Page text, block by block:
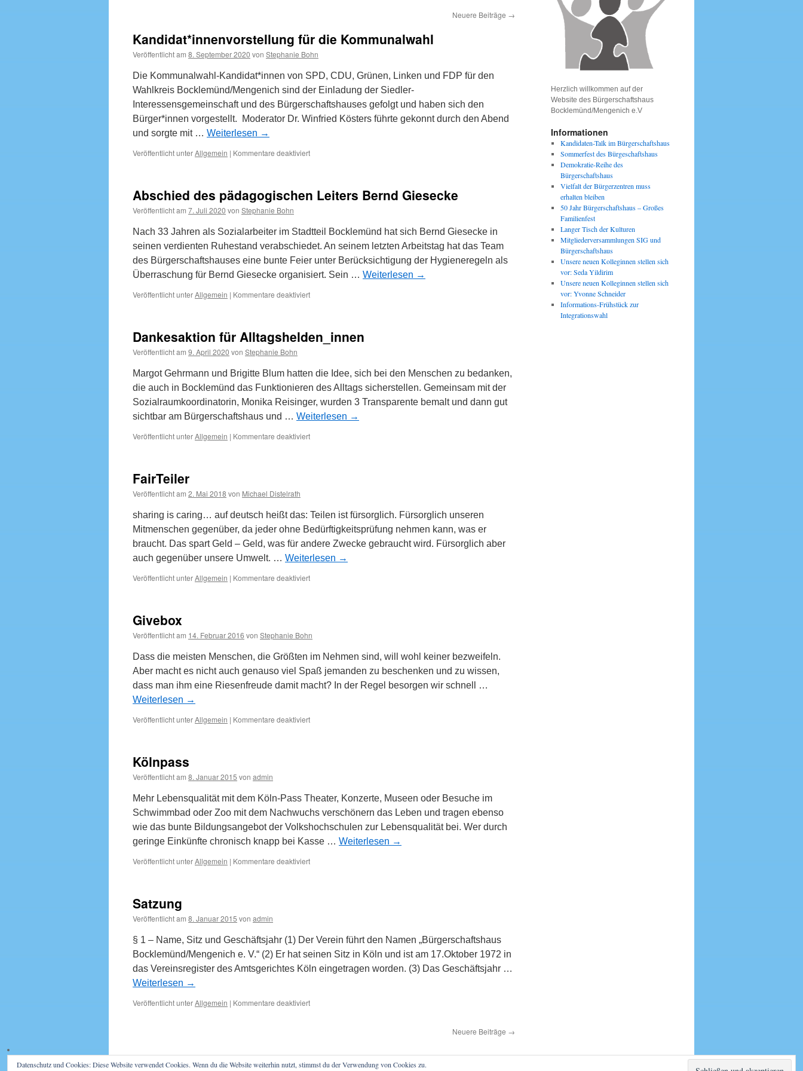
Neuere Beiträge →
Kandidat*innenvorstellung für die Kommunalwahl
Veröffentlicht am 8. September 2020 von Stephanie Bohn
Die Kommunalwahl-Kandidat*innen von SPD, CDU, Grünen, Linken und FDP für den
Wahlkreis Bocklemünd/Mengenich sind der Einladung der Siedler-
Interessensgemeinschaft und des Bürgerschaftshauses gefolgt und haben sich den
Bürger*innen vorgestellt. Moderator Dr. Winfried Kösters führte gekonnt durch den Abend
und sorgte mit … Weiterlesen →
Veröffentlicht unterAllgemein | Kommentare deaktiviertfür
Kommunalwahl
Abschied des pädagogischen Leiters Bernd Giesecke
Veröffentlicht am 7. Juli 2020 von Stephanie Bohn
Nach 33 Jahren als Sozialarbeiter im Stadtteil Bocklemünd hat sich Bernd Giesecke in
seinen verdienten Ruhestand verabschiedet. An seinem letzten Arbeitstag hat das Team
des Bürgerschaftshauses eine bunte Feier unter Berücksichtigung der Hygieneregeln als
Überraschung für Bernd Giesecke organisiert. Sein … Weiterlesen →
Veröffentlicht unterAllgemein | Kommentare deaktiviertfür
Leiters
Bernd
Dankesaktion für Alltagshelden_innen
Veröffentlicht am 9. April 2020 von Stephanie Bohn
Margot Gehrmann und Brigitte Blum hatten die Idee, sich bei den Menschen zu bedanken,
die auch in Bocklemünd das Funktionieren des Alltags sicherstellen. Gemeinsam mit der
Sozialraumkoordinatorin, Monika Reisinger, wurden 3 Transparente bemalt und dann gut
sichtbar am Bürgerschaftshaus und … Weiterlesen →
Veröffentlicht unterAllgemein | Kommentare deaktiviertfür
FairTeiler
Veröffentlicht am 2. Mai 2018 von Michael Distelrath
sharing is caring… auf deutsch heißt das: Teilen ist fürsorglich. Fürsorglich unseren
Mitmenschen gegenüber, da jeder ohne Bedürftigkeitsprüfung nehmen kann, was er
braucht. Das spart Geld – Geld, was für andere Zwecke gebraucht wird. Fürsorglich aber
auch gegenüber unsere Umwelt. … Weiterlesen →
Veröffentlicht unterAllgemein | Kommentare deaktiviertfür
Givebox
Veröffentlicht am 14. Februar 2016 von Stephanie Bohn
Dass die meisten Menschen, die Größten im Nehmen sind, will wohl keiner bezweifeln.
Aber macht es nicht auch genauso viel Spaß jemanden zu beschenken und zu wissen,
dass man ihm eine Riesenfreude damit macht? In der Regel besorgen wir schnell …
Weiterlesen →
Veröffentlicht unterAllgemein | Kommentare deaktiviertfür
Kölnpass
Veröffentlicht am 8. Januar 2015 von admin
Mehr Lebensqualität mit dem Köln-Pass Theater, Konzerte, Museen oder Besuche im
Schwimmbad oder Zoo mit dem Nachwuchs verschönern das Leben und tragen ebenso
wie das bunte Bildungsangebot der Volkshochschulen zur Lebensqualität bei. Wer durch
geringe Einkünfte chronisch knapp bei Kasse … Weiterlesen →
Veröffentlicht unterAllgemein | Kommentare deaktiviertfür
Satzung
Veröffentlicht am 8. Januar 2015 von admin
§ 1 – Name, Sitz und Geschäftsjahr (1) Der Verein führt den Namen „Bürgerschaftshaus
Bocklemünd/Mengenich e. V.“ (2) Er hat seinen Sitz in Köln und ist am 17.Oktober 1972 in
das Vereinsregister des Amtsgerichtes Köln eingetragen worden. (3) Das Geschäftsjahr …
Weiterlesen →
Veröffentlicht unterAllgemein | Kommentare deaktiviertfür
Neuere Beiträge →
Herzlich willkommen auf der
Website des Bürgerschaftshaus
Bocklemünd/Mengenich e.V
Informationen
Kandidaten-Talk im Bürgerschaftshaus
Sommerfest des Bürgeschaftshaus
Demokratie-Reihe des
Bürgerschaftshaus
Vielfalt der Bürgerzentren muss
erhalten bleiben
50 Jahr Bürgerschaftshaus – Großes
Familienfest
Langer Tisch der Kulturen
Mitgliederversammlungen SIG und
Bürgerschaftshaus
Unsere neuen Kolleginnen stellen sich
vor: Seda Yildirim
Unsere neuen Kolleginnen stellen sich
vor: Yvonne Schneider
Informations-Frühstück zur
Integrationswahl
Datenschutz und Cookies: Diese Website verwendet Cookies. Wenn du die Website weiterhin nutzt, stimmst du der Verwendung von Cookies zu.